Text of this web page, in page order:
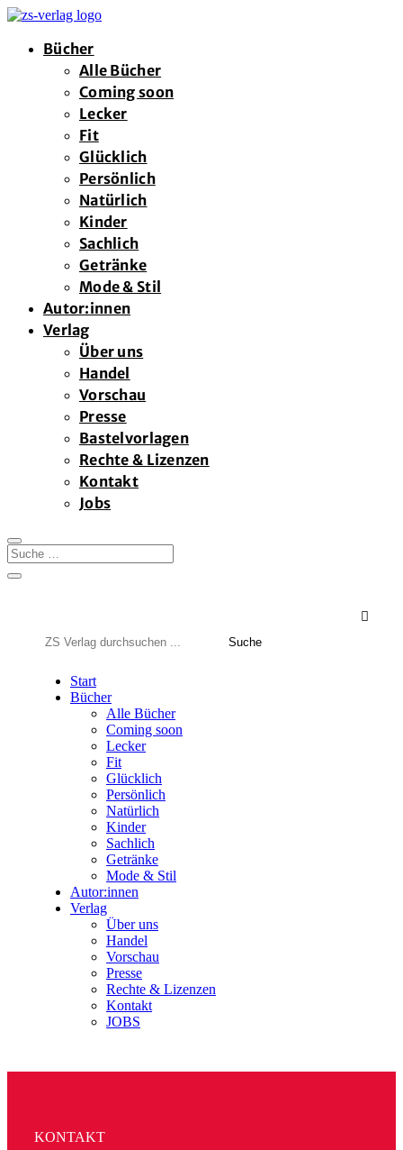
Bücher
Alle Bücher
Coming soon
Lecker
Fit
Glücklich
Persönlich
Natürlich
Kinder
Sachlich
Getränke
Mode & Stil
Autor:innen
Verlag
Über uns
Handel
Vorschau
Presse
Bastelvorlagen
Rechte & Lizenzen
Kontakt
Jobs

nach:
Start
Bücher
Alle Bücher
Coming soon
Lecker
Fit
Glücklich
Persönlich
Natürlich
Kinder
Sachlich
Getränke
Mode & Stil
Autor:innen
Verlag
Über uns
Handel
Vorschau
Presse
Rechte & Lizenzen
Kontakt
JOBS
KONTAKT